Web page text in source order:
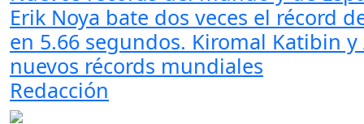
Erik Noya bate dos veces el récord
en 5.66 segundos. Kiromal Katibin
nuevos récords mundiales
Redacción